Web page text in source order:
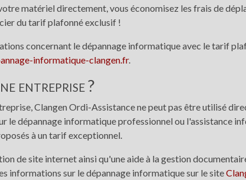
matériel directement, vous économisez les frais de
du tarif plafonné exclusif !
concernant le dépannage informatique avec le tarif
informatique-clangen.fr.
entreprise ?
Clangen Ordi-Assistance ne peut pas être utilisé
le dépannage informatique professionnel ou l'assistance
à un tarif exceptionnel.
de site internet ainsi qu'une aide à la gestion
informations sur le dépannage informatique sur le site